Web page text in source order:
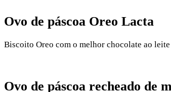
Ovo de páscoa Oreo Lacta
Biscoito Oreo com o melhor chocolate ao
Ovo de páscoa recheado de